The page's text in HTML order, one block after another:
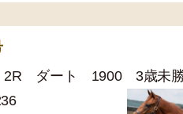
ダート 1900 3歳未勝